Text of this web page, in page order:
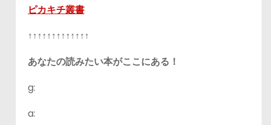
ピカキチ叢書
↑↑↑↑↑↑↑↑↑↑↑↑↑
あなたの読みたい本がここにある！
g:
a: